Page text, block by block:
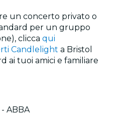
un concerto privato o
per un gruppo
clicca qui
Candlelight a Bristol
ai tuoi amici e familiare
ABBA